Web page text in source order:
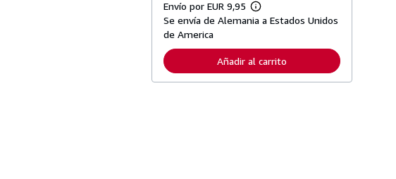
Envío por EUR 9,95
M
á
f
o
r
Se envía de Alemania a Estados Unidos
de America
Añadir al carrito